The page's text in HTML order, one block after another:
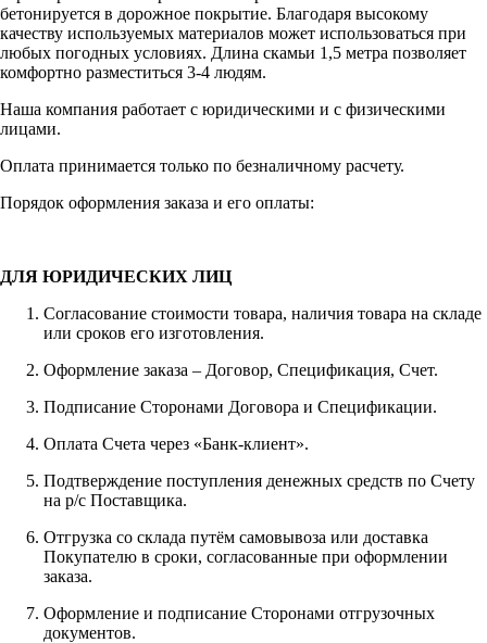
бетонируется в дорожное покрытие. Благодаря высокому
качеству используемых материалов может использоваться при
любых погодных условиях. Длина скамьи 1,5 метра позволяет
комфортно разместиться 3-4 людям.
Наша компания работает с юридическими и с физическими
лицами.
Оплата принимается только по безналичному расчету.
Порядок оформления заказа и его оплаты:
ДЛЯ ЮРИДИЧЕСКИХ ЛИЦ
Согласование стоимости товара, наличия товара на складе
или сроков его изготовления.
Оформление заказа – Договор, Спецификация, Счет.
Подписание Сторонами Договора и Спецификации.
Оплата Счета через «Банк-клиент».
Подтверждение поступления денежных средств по Счету
на р/с Поставщика.
Отгрузка со склада путём самовывоза или доставка
Покупателю в сроки, согласованные при оформлении
заказа.
Оформление и подписание Сторонами отгрузочных
документов.